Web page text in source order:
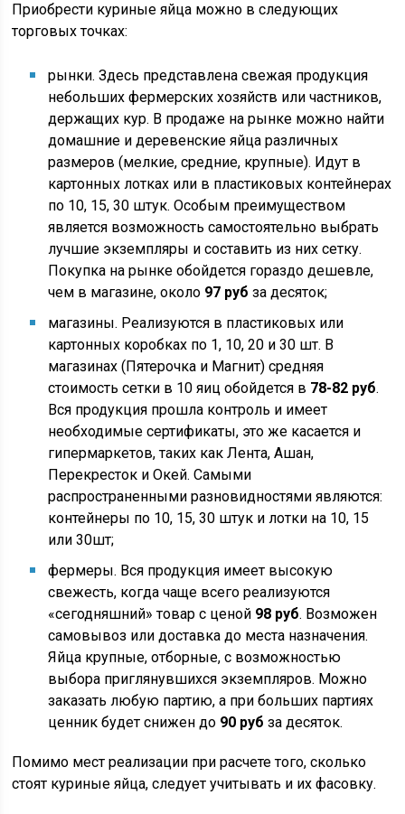
Приобрести куриные яйца можно в следующих
торговых точках:
рынки. Здесь представлена свежая продукция
небольших фермерских хозяйств или частников,
держащих кур. В продаже на рынке можно найти
домашние и деревенские яйца различных
размеров (мелкие, средние, крупные). Идут в
картонных лотках или в пластиковых контейнерах
по 10, 15, 30 штук. Особым преимуществом
является возможность самостоятельно выбрать
лучшие экземпляры и составить из них сетку.
Покупка на рынке обойдется гораздо дешевле,
чем в магазине, около 97 руб за десяток;
магазины. Реализуются в пластиковых или
картонных коробках по 1, 10, 20 и 30 шт. В
магазинах (Пятерочка и Магнит) средняя
стоимость сетки в 10 яиц обойдется в 78-82 руб.
Вся продукция прошла контроль и имеет
необходимые сертификаты, это же касается и
гипермаркетов, таких как Лента, Ашан,
Перекресток и Окей. Самыми
распространенными разновидностями являются:
контейнеры по 10, 15, 30 штук и лотки на 10, 15
или 30шт;
фермеры. Вся продукция имеет высокую
свежесть, когда чаще всего реализуются
«сегодняшний» товар с ценой 98 руб. Возможен
самовывоз или доставка до места назначения.
Яйца крупные, отборные, с возможностью
выбора приглянувшихся экземпляров. Можно
заказать любую партию, а при больших партиях
ценник будет снижен до 90 руб за десяток.
Помимо мест реализации при расчете того, сколько
стоят куриные яйца, следует учитывать и их фасовку.